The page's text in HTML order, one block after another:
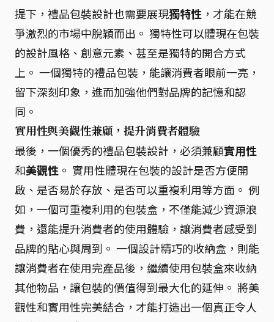
提下，禮品包裝設計也需要展現獨特性 ，才能在競
爭激烈的市場中脫穎而出。 獨特性可以體現在包裝
的設計風格、創意元素、甚至是獨特的開合方式
上。 一個獨特的禮品包裝，能讓消費者眼前一亮，
留下深刻印象，進而加強他們對品牌的記憶和認
同。
實用性與美觀性兼顧，提升消費者體驗
最後，一個優秀的禮品包裝設計，必須兼顧實用性
和美觀性 。 實用性體現在包裝的設計是否方便開
啟、是否易於存放、是否可以重複利用等方面。 例
如，一個可重複利用的包裝盒，不僅能減少資源浪
費，還能提升消費者的使用體驗，讓消費者感受到
品牌的貼心與周到。 一個設計精巧的收納盒，則能
讓消費者在使用完產品後，繼續使用包裝盒來收納
其他物品，讓包裝的價值得到最大化的延伸。 將美
觀性和實用性完美結合，才能打造出一個真正令人